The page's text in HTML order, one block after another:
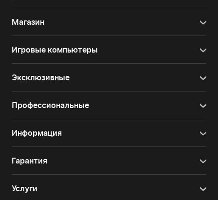
Магазин
Игровые компьютеры
Эксклюзивные
Профессиональные
Информация
Гарантия
Услуги